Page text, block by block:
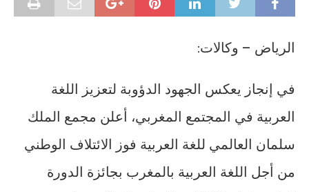
الرياض – وكالات:
في إنجاز يعكس الجهود الدؤوبة لتعزيز اللغة
العربية في المجتمع المغربي، أعلن مجمع الملك
سلمان العالمي للغة العربية فوز الائتلاف الوطني
من أجل اللغة العربية بالمغرب بجائزة الدورة